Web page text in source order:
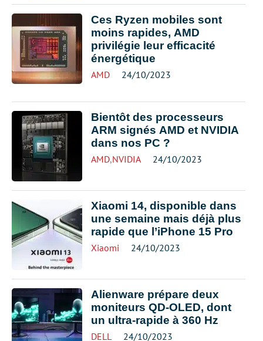
Ces Ryzen mobiles sont
moins rapides, AMD
privilégie leur efficacité
énergétique
AMD 24/10/2023
Bientôt des processeurs
ARM signés AMD et NVIDIA
dans nos PC ?
AMD,NVIDIA 24/10/2023
Xiaomi 14, disponible dans
une semaine mais déjà plus
rapide que l’iPhone 15 Pro
Xiaomi 24/10/2023
Alienware prépare deux
moniteurs QD-OLED, dont
un ultra-rapide à 360 Hz
DELL 24/10/2023